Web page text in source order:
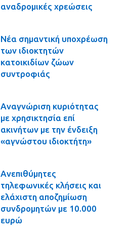
αναδρομικές χρεώσεις
Νέα σημαντική υποχρέωση
των ιδιοκτητών
κατοικιδίων ζώων
συντροφιάς
Αναγνώριση κυριότητας
με χρησικτησία επί
ακινήτων με την ένδειξη
«αγνώστου ιδιοκτήτη»
Ανεπιθύμητες
τηλεφωνικές κλήσεις και
ελάχιστη αποζημίωση
συνδρομητών με 10.000
ευρώ